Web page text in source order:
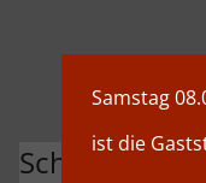
Samstag
ist die